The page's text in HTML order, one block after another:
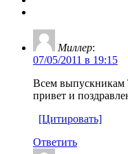
Миллер:
07/05/2011 в 19:15
Всем
привет и
[Цитировать]
Ответить